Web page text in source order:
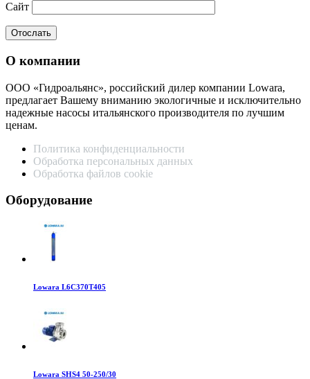
Сайт
О компании
ООО «Гидроальянс», российский дилер компании Lowara,
предлагает Вашему вниманию экологичные и исключительно
надежные насосы итальянского производителя по лучшим
ценам.
Политика конфиденциальности
Обработка персональных данных
Обработка файлов cookie
Оборудование
Lowara L6C370T405
Lowara SHS4 50-250/30